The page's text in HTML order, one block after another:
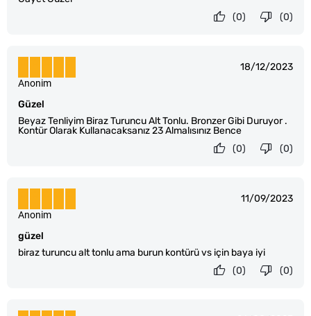
(0)
(0)
18/12/2023
Güzel
Beyaz Tenliyim Biraz Turuncu Alt Tonlu. Bronzer Gibi Duruyor .
Kontür Olarak Kullanacaksanız 23 Almalısınız Bence
Anonim
(0)
(0)
11/09/2023
güzel
biraz turuncu alt tonlu ama burun kontürü vs için baya iyi
Anonim
(0)
(0)